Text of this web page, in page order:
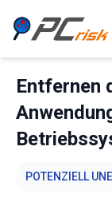
Entfernen
POTENZIELL